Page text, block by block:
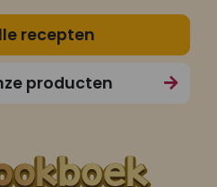
recepten
producten